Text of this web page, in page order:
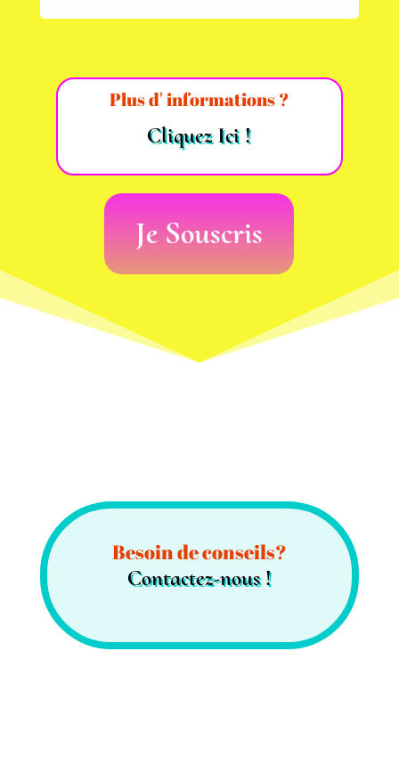
Plus d' informations ?
Cliquez Ici !
Je Souscris
Besoin de conseils?
Contactez-nous !